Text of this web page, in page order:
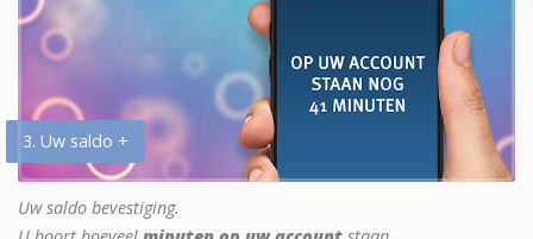
3. Uw saldo +
Uw saldo bevestiging.